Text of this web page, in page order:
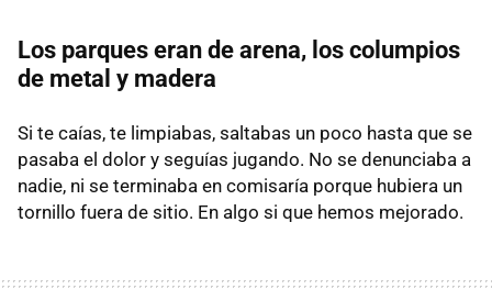
Los parques eran de arena, los columpios
de metal y madera
Si te caías, te limpiabas, saltabas un poco hasta que se
pasaba el dolor y seguías jugando. No se denunciaba a
nadie, ni se terminaba en comisaría porque hubiera un
tornillo fuera de sitio. En algo si que hemos mejorado.